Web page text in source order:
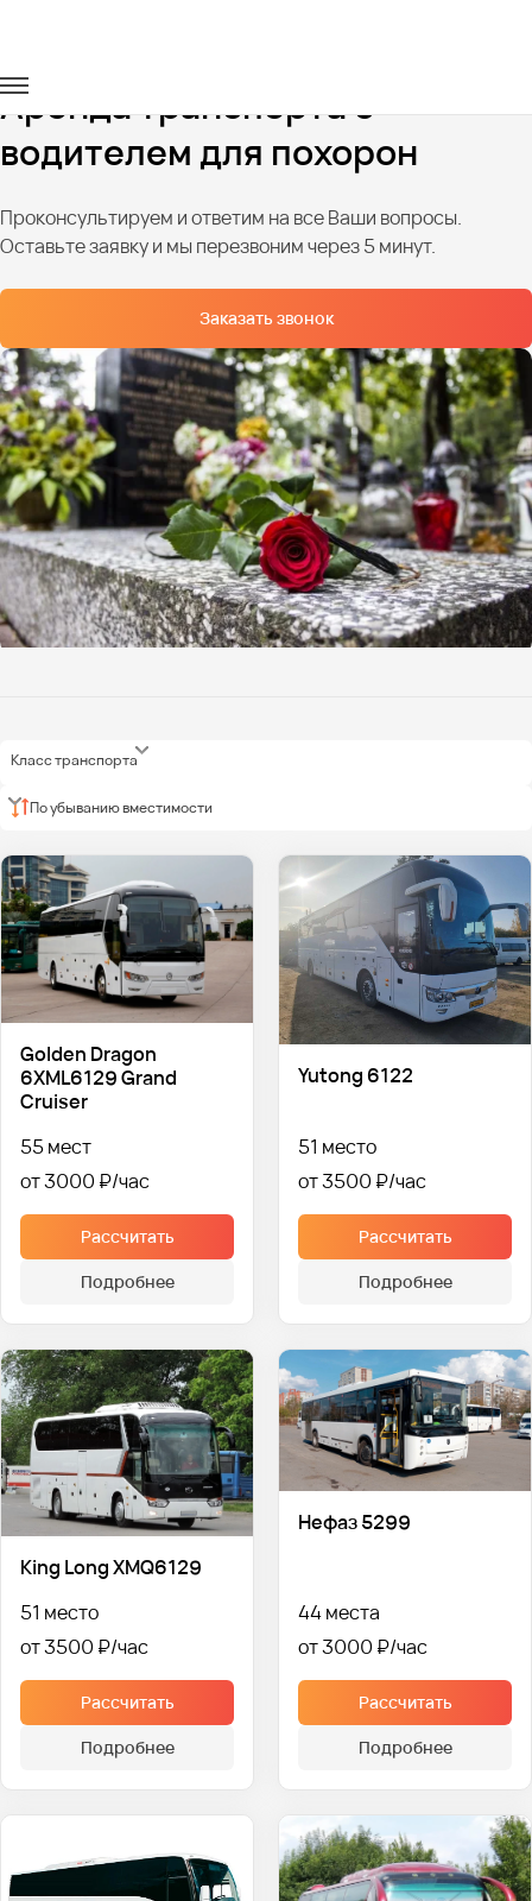
Аренда транспорта с
водителем для похорон
Проконсультируем и ответим на все Ваши вопросы.
Оставьте заявку и мы перезвоним через 5 минут.
Заказать звонок
Класс транспорта
По убыванию вместимости
Golden Dragon
6XML6129 Grand
Cruiser
55 мест
от 3000 ₽
Рассчитать
Подробнее
Yutong 6122
51 место
от 3500 ₽
Рассчитать
Подробнее
King Long XMQ6129
51 место
от 3500 ₽
Рассчитать
Подробнее
Нефаз 5299
44 места
от 3000 ₽
Рассчитать
Подробнее